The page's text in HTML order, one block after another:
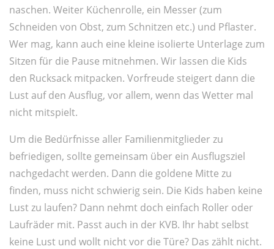
naschen. Weiter Küchenrolle, ein Messer (zum
Schneiden von Obst, zum Schnitzen etc.) und Pflaster.
Wer mag, kann auch eine kleine isolierte Unterlage zum
Sitzen für die Pause mitnehmen. Wir lassen die Kids
den Rucksack mitpacken. Vorfreude steigert dann die
Lust auf den Ausflug, vor allem, wenn das Wetter mal
nicht mitspielt.
Um die Bedürfnisse aller Familienmitglieder zu
befriedigen, sollte gemeinsam über ein Ausflugsziel
nachgedacht werden. Dann die goldene Mitte zu
finden, muss nicht schwierig sein. Die Kids haben keine
Lust zu laufen? Dann nehmt doch einfach Roller oder
Laufräder mit. Passt auch in der KVB. Ihr habt selbst
keine Lust und wollt nicht vor die Türe? Das zählt nicht.